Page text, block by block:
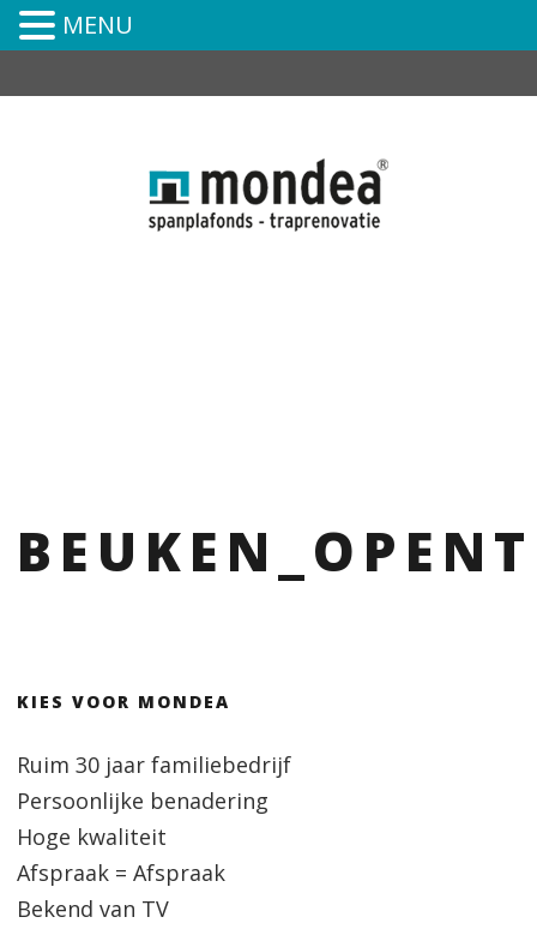
KIES VOOR MONDEA
Ruim 30 jaar familiebedrijf
Persoonlijke benadering
Hoge kwaliteit
Afspraak = Afspraak
Bekend van TV
MENU